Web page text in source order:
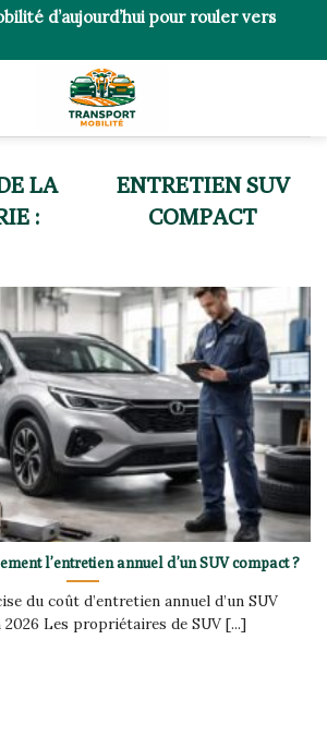
d’aujourd’hui pour rouler vers
ENTRETIEN SUV
COMPACT
l’entretien annuel d’un SUV compact ?
du coût d’entretien annuel d’un SUV
2026 Les propriétaires de SUV [...]